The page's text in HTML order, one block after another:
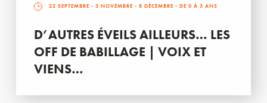
22 SEPTEMBRE - 3 NOVEMBRE - 8 DÉCEMBRE - DE 0 À 3 ANS
D’AUTRES ÉVEILS AILLEURS… LES
OFF DE BABILLAGE | VOIX ET
VIENS…